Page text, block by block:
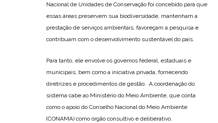
Nacional de Unidades de Conservação foi concebido para que
essas áreas preservem sua biodiversidade, mantenham a
prestação de serviços ambientais, favoreçam a pesquisa e
contribuam com o desenvolvimento sustentável do país.
Para tanto, ele envolve os governos federal, estaduais e
municipais, bem como a iniciativa privada, fornecendo
diretrizes e procedimentos de gestão. A coordenação do
sistema cabe ao Ministério do Meio Ambiente, que conta
como o apoio do Conselho Nacional do Meio Ambiente
(CONAMA) como órgão consultivo e deliberativo.